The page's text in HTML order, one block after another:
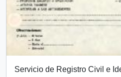
Servicio de Registro Civil e